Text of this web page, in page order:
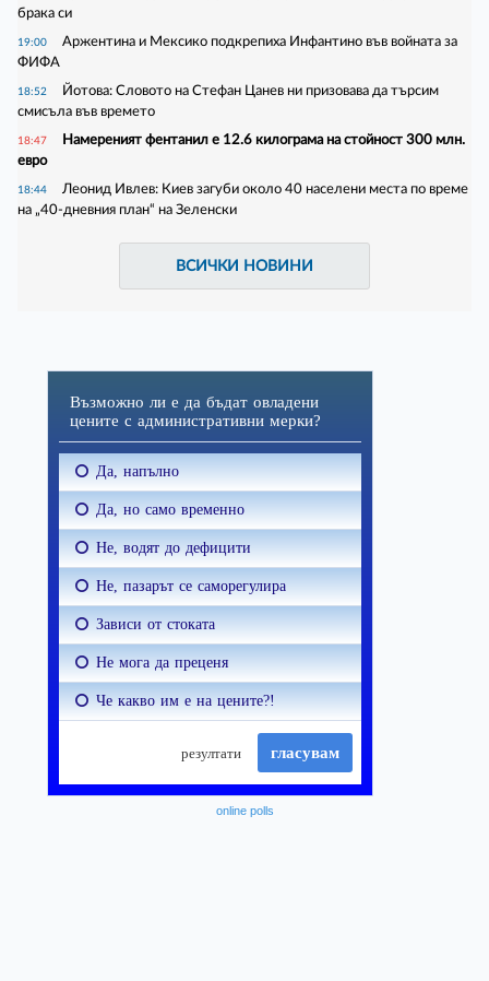
брака си
19:00
Аржентина и Мексико подкрепиха Инфантино във войната за
ФИФА
18:52
Йотова: Словото на Стефан Цанев ни призовава да търсим
смисъла във времето
18:47
Намереният фентанил е 12.6 килограма на стойност 300 млн.
евро
18:44
Леонид Ивлев: Киев загуби около 40 населени места по време
на „40-дневния план“ на Зеленски
ВСИЧКИ НОВИНИ
online polls